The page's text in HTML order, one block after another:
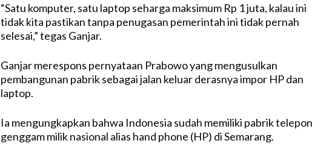
“Satu komputer, satu laptop seharga maksimum Rp 1 juta, kalau ini
tidak kita pastikan tanpa penugasan pemerintah ini tidak pernah
selesai,” tegas Ganjar.
Ganjar merespons pernyataan Prabowo yang mengusulkan
pembangunan pabrik sebagai jalan keluar derasnya impor HP dan
laptop.
Ia mengungkapkan bahwa Indonesia sudah memiliki pabrik telepon
genggam milik nasional alias hand phone (HP) di Semarang.